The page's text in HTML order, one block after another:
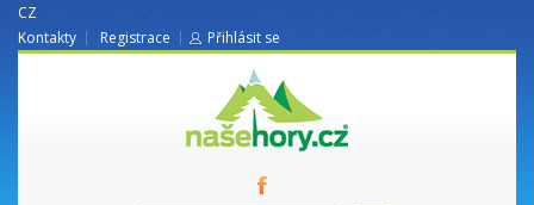
CZ
Kontakty
Registrace Přihlásit se
nasehory.cz